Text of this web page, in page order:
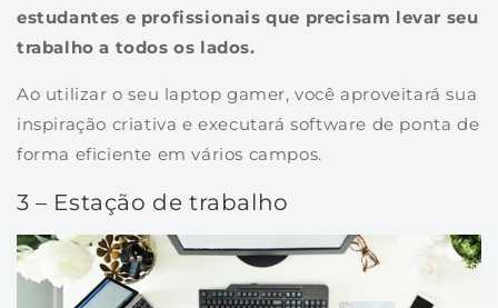
estudantes e profissionais que precisam levar seu
trabalho a todos os lados.
Ao utilizar o seu laptop gamer, você aproveitará sua
inspiração criativa e executará software de ponta de
forma eficiente em vários campos.
3 – Estação de trabalho